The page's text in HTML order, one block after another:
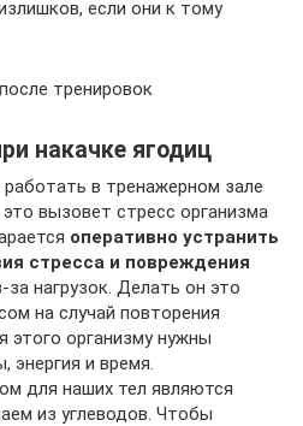
если они к тому
тренировок
накачке ягодиц
в тренажерном зале
вызовет стресс организма
оперативно устранить
стресса и повреждения
нагрузок. Делать он это
на случай повторения
этого организму нужны
энергия и время.
для наших тел являются
из углеводов. Чтобы